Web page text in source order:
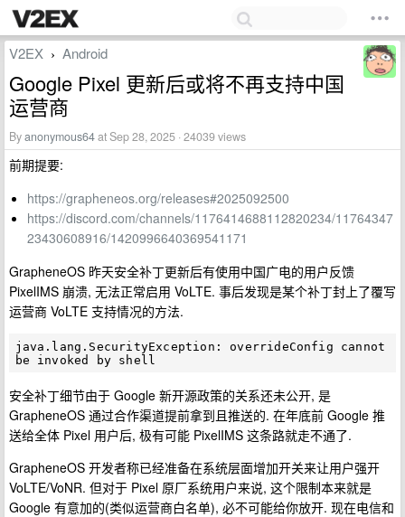
V2EX › Android
Google Pixel 更新后或将不再支持中国
运营商
Byanonymous64at Sep 28, 2025 · 24039 views
前期提要:
https://grapheneos.org/releases#2025092500
https://discord.com/channels/1176414688112820234/11764347
23430608916/1420996640369541171
GrapheneOS 昨天安全补丁更新后有使用中国广电的用户反馈
PixelIMS 崩溃, 无法正常启用 VoLTE. 事后发现是某个补丁封上了覆写
运营商 VoLTE 支持情况的方法.
java.lang.SecurityException: overrideConfig cannot
安全补丁细节由于 Google 新开源政策的关系还未公开, 是
GrapheneOS 通过合作渠道提前拿到且推送的. 在年底前 Google 推
送给全体 Pixel 用户后, 极有可能 PixelIMS 这条路就走不通了.
GrapheneOS 开发者称已经准备在系统层面增加开关来让用户强开
VoLTE/VoNR. 但对于 Pixel 原厂系统用户来说, 这个限制本来就是
Google 有意加的(类似运营商白名单), 必不可能给你放开. 现在电信和